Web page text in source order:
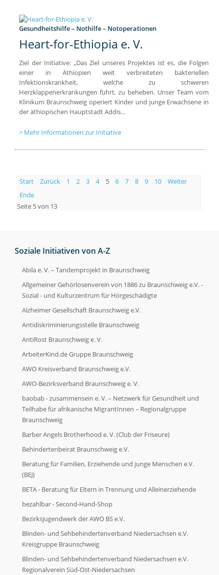
Gesundheitshilfe – Nothilfe – Notoperationen
Heart-for-Ethiopia e. V.
Ziel der Initiative: „Das Ziel unseres Projektes ist es, die Folgen
einer in Äthiopien weit verbreiteten bakteriellen
Infektionskrankheit, welche zu schweren
Herzklappenerkrankungen führt, zu beheben. Unser Team vom
Klinikum Braunschweig operiert Kinder und junge Erwachsene in
der äthiopischen Hauptstadt Addis…
Mehr Informationen zur Initiative
Start Zurück 1 2 3 4 5 6 7 8 9 10
Weiter
Ende
Seite 5 von 13
Soziale Initiativen von A-Z
Abila e. V. – Tandemprojekt in Braunschweig
Allgemeiner Gehörlosenverein von 1886 zu Braunschweig e.V. -
Sozial - und Kulturzentrum für Hörgeschädigte
Alzheimer Gesellschaft Braunschweig e.V.
Antidiskriminierungsstelle Braunschweig
AntiRost Braunschweig e. V.
ArbeiterKind.de Gruppe Braunschweig
AWO Kreisverband Braunschweig e.V.
AWO-Bezirksverband Braunschweig e. V.
baobab - zusammensein e. V. – Netzwerk für Gesundheit und
Teilhabe für afrikanische MigrantInnen – Regionalgruppe
Braunschweig
Barber Angels Brotherhood e. V. (Club der Friseure)
Behindertenbeirat Braunschweig e.V.
Beratung für Familien, Erziehende und junge Menschen e.V.
(BEJ)
BETA - Beratung für Eltern in Trennung und Alleinerziehende
bezahlbar - Second-Hand-Shop
Bezirksjugendwerk der AWO BS e.V.
Blinden- und Sehbehindertenverband Niedersachsen e.V.
Kreisgruppe Braunschweig
Blinden- und Sehbehindertenverband Niedersachsen e.V.
Regionalverein Süd-Ost-Niedersachsen